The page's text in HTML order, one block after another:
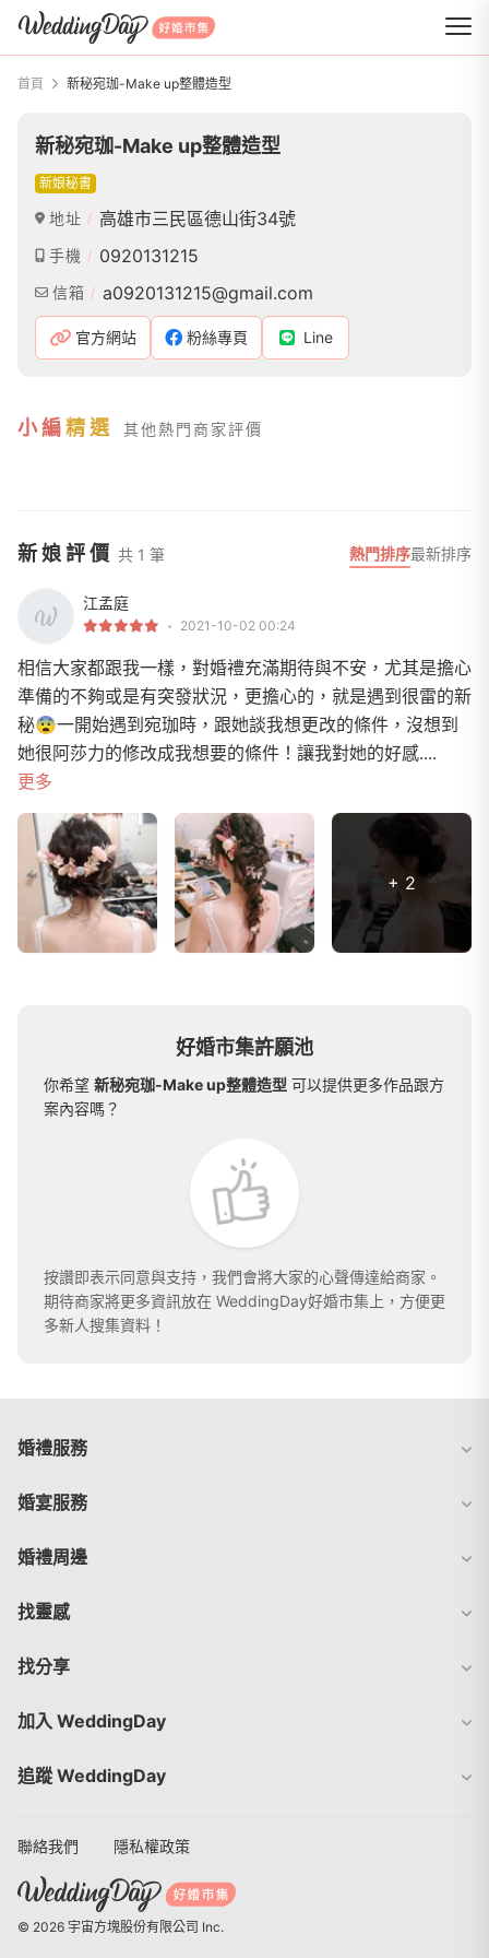
WeddingDay 好婚市集
首頁 新秘宛珈-Make up整體造型
新秘宛珈-Make up整體造型
新娘秘書
地址 高雄市三民區德山街34號
手機 0920131215
信箱 a0920131215@gmail.com
官方網站 粉絲專頁 Line
好婚市集許願池
你希望 新秘宛珈-Make up整體造型 可以提供更多作品跟方
案內容嗎？
按讚即表示同意與支持，我們會將大家的心聲傳達給商家。
期待商家將更多資訊放在 WeddingDay好婚市集上，方便更
多新人搜集資料！
小編精選 其他熱門商家評價
新娘評價 共 1 筆 熱門排序最新排序
江孟庭
2021-10-02 00:24
相信大家都跟我一樣，對婚禮充滿期待與不安，尤其是擔心
準備的不夠或是有突發狀況，更擔心的，就是遇到很雷的新
秘😨一開始遇到宛珈時，跟她談我想更改的條件，沒想到
她很阿莎力的修改成我想要的條件！讓我對她的好感....
更多
+ 2
婚禮服務
婚宴服務
婚禮周邊
找靈感
找分享
加入 WeddingDay
追蹤 WeddingDay
聯絡我們 隱私權政策
© 2026 宇宙方塊股份有限公司 Inc.